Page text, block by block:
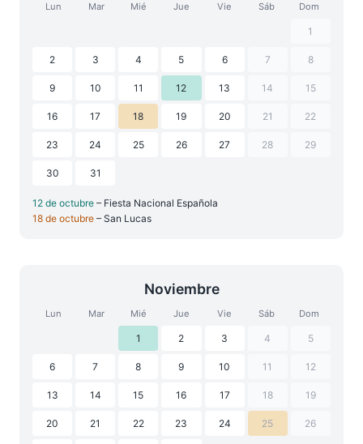
Lun Mar Mié Jue Vie Sáb Dom
1
2 3 4 5 6 7 8
9 10 11 12 13 14 15
16 17 18 19 20 21 22
23 24 25 26 27 28 29
30 31
12 de octubre – Fiesta Nacional Española
18 de octubre – San Lucas
Noviembre
Lun Mar Mié Jue Vie Sáb Dom
1 2 3 4 5
6 7 8 9 10 11 12
13 14 15 16 17 18 19
20 21 22 23 24 25 26